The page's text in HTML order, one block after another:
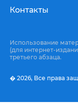
Контакты
Использование
(для интернет-
третьего абзаца.
� 2026, Все права